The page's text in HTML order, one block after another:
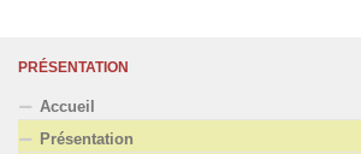
PRÉSENTATION
Accueil
Présentation